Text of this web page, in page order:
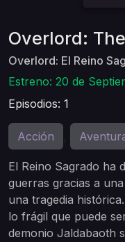
Overlord:
Overlord: El Reino
Estreno: 20 de
Episodios: 1
Acción
El Reino Sagrado ha
guerras gracias a
una tragedia
lo frágil que puede
demonio Jaldabaoth